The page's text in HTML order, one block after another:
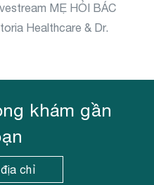
MẸ HỎI BÁC
Healthcare & Dr.
khám gần
chỉ